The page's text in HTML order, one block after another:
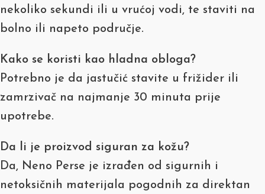
nekoliko sekundi ili u vrućoj vodi, te staviti na
bolno ili napeto područje.
Kako se koristi kao hladna obloga?
Potrebno je da jastučić stavite u frižider ili
zamrzivač na najmanje 30 minuta prije
upotrebe.
Da li je proizvod siguran za kožu?
Da, Neno Perse je izrađen od sigurnih i
netoksičnih materijala pogodnih za direktan